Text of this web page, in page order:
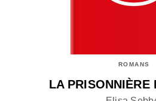
ROMANS
LA PRISONNIÈRE